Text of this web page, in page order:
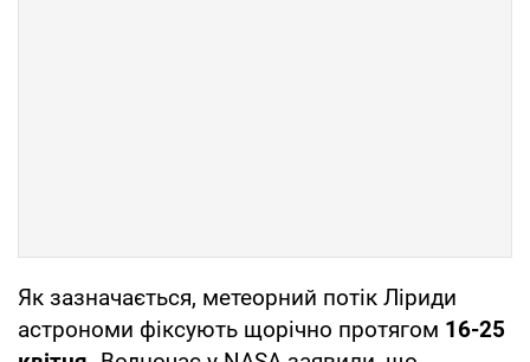
Як зазначається, метеорний потік Ліриди
астрономи фіксують щорічно протягом 16-25